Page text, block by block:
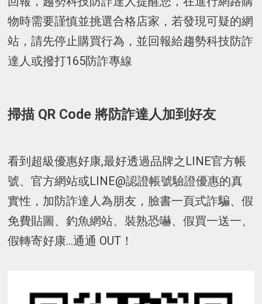
物時需要謹慎並挑選合格店家，若發現可疑的網
站，請先停止購買行為，並回報給趨勢科技防詐
達人或撥打165防詐專線
掃描 QR Code 將防詐達人加到好友
看到超級優惠好康,最好透過品牌之LINE官方帳
號、官方網站或LINE@認證帳號驗證優惠的真
實性，加防詐達人為朋友，臉書一頁式詐騙、假
免費貼圖、釣魚網站、裝熟恐嚇、假買一送一、
假轉寄好康...通通 OUT！